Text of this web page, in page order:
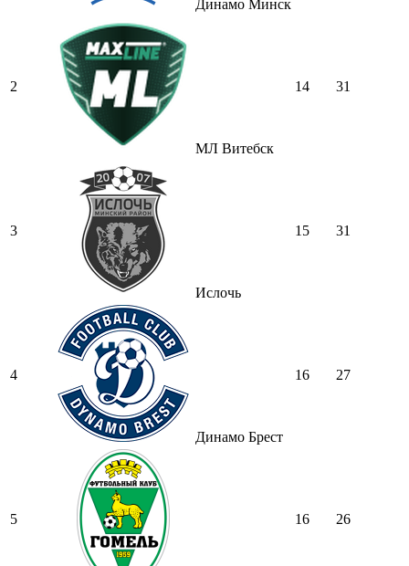
Динамо Минск
2
МЛ Витебск
14 31
3
Ислочь
15 31
4
Динамо Брест
16 27
5 16 26